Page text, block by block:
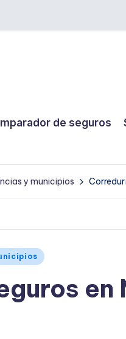
de seguros
y municipios
en